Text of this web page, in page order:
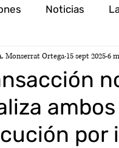
Noticias
Tributario Procesal
por
Monserrat Ortega 15 sept 20256